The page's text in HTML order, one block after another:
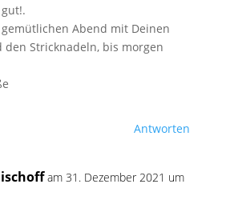
Abend mit Deinen
den Stricknadeln, bis morgen
Antworten
am 31. Dezember 2021 um